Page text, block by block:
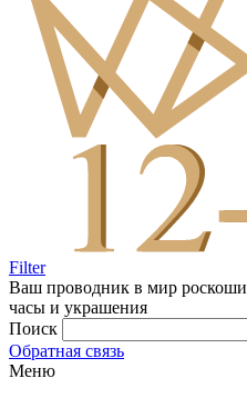
Filter
Ваш проводник в мир роскоши
часы и украшения
Поиск
Обратная связь
Меню